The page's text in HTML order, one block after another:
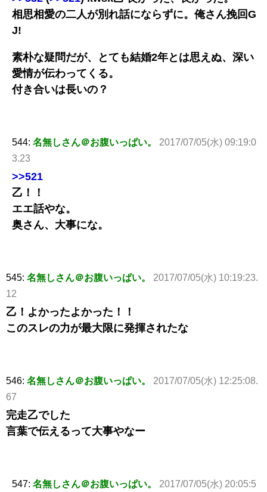
相思相愛の二人が別れ話にならずに。俺さん挽回G
J!
素朴な疑問だが、とても結婚2年とは思えぬ、深い
愛情が伝わってくる。
付き合いは長いの？
544: 名無しさん＠お腹いっぱい。
2017/07/05(水) 09:19:0
3.23
>>521
乙！！
エエ話やな。
奥さん、大事にな。
545: 名無しさん＠お腹いっぱい。
2017/07/05(水) 10:19:23.
12
乙！よかったよかった！！
このスレの力が最大限に発揮されたな
546: 名無しさん＠お腹いっぱい。
2017/07/05(水) 12:25:08.
67
完走乙でした
言葉で伝えるって大事やなー
547: 名無しさん＠お腹いっぱい。
2017/07/05(水) 20:05:5